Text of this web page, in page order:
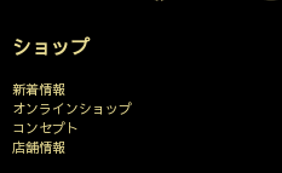
ショップ
新着情報
オンラインショップ
コンセプト
店舗情報